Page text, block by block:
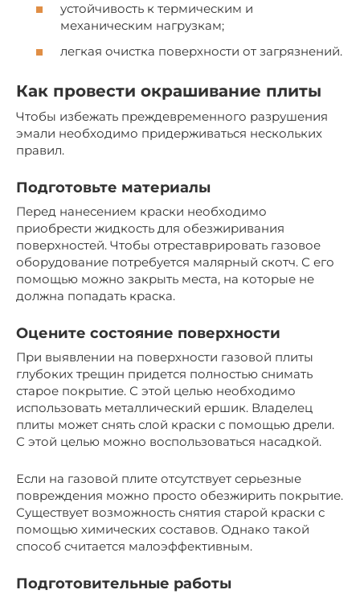
устойчивость к термическим и
механическим нагрузкам;
легкая очистка поверхности от загрязнений.
Как провести окрашивание плиты
Чтобы избежать преждевременного разрушения
эмали необходимо придерживаться нескольких
правил.
Подготовьте материалы
Перед нанесением краски необходимо
приобрести жидкость для обезжиривания
поверхностей. Чтобы отреставрировать газовое
оборудование потребуется малярный скотч. С его
помощью можно закрыть места, на которые не
должна попадать краска.
Оцените состояние поверхности
При выявлении на поверхности газовой плиты
глубоких трещин придется полностью снимать
старое покрытие. С этой целью необходимо
использовать металлический ершик. Владелец
плиты может снять слой краски с помощью дрели.
С этой целью можно воспользоваться насадкой.
Если на газовой плите отсутствует серьезные
повреждения можно просто обезжирить покрытие.
Существует возможность снятия старой краски с
помощью химических составов. Однако такой
способ считается малоэффективным.
Подготовительные работы